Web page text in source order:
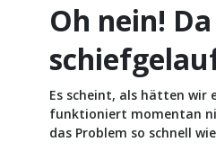
Oh nein!
Es scheint, als hätten wir
funktioniert momentan
das Problem so schnell